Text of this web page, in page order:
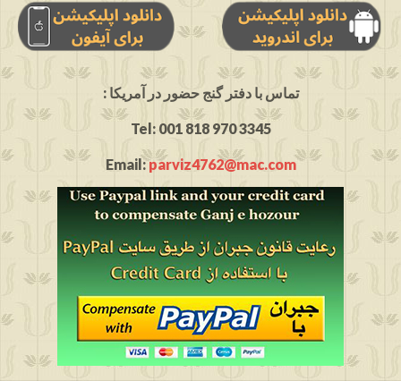
: تماس با دفتر گنج حضور در آمریکا
Tel: 001 818 970 3345
Email:parviz4762@mac.com